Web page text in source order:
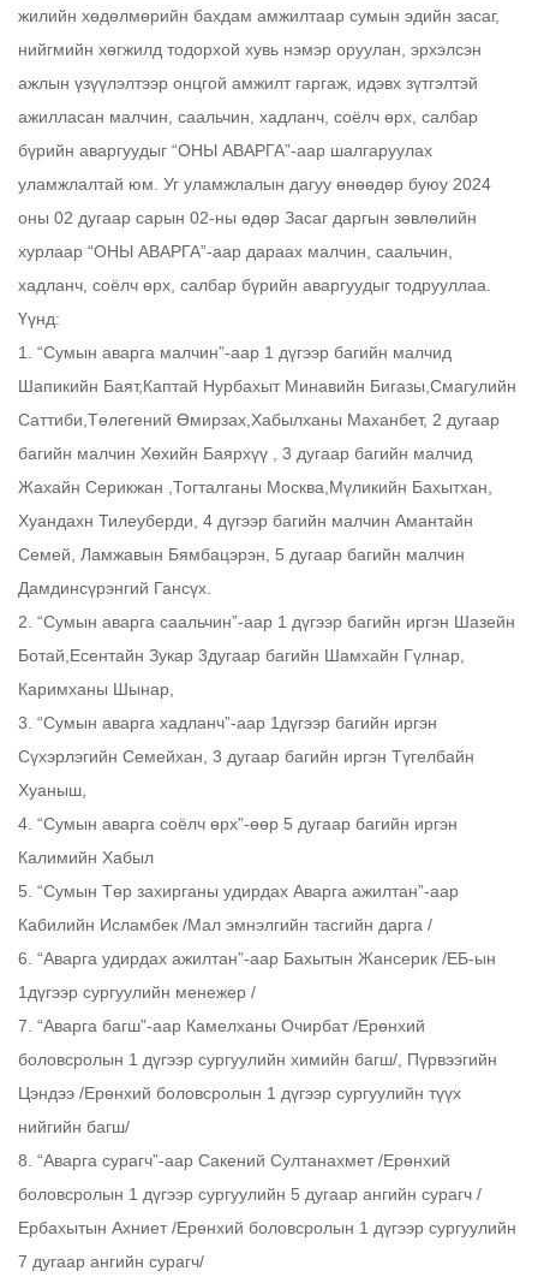
жилийн хөдөлмөрийн бахдам амжилтаар сумын эдийн засаг,
нийгмийн хөгжилд тодорхой хувь нэмэр оруулан, эрхэлсэн
ажлын үзүүлэлтээр онцгой амжилт гаргаж, идэвх зүтгэлтэй
ажилласан малчин, саальчин, хадланч, соёлч өрх, салбар
бүрийн аваргуудыг “ОНЫ АВАРГА”-аар шалгаруулах
уламжлалтай юм. Уг уламжлалын дагуу өнөөдөр буюу 2024
оны 02 дугаар сарын 02-ны өдөр Засаг даргын зөвлөлийн
хурлаар “ОНЫ АВАРГА”-аар дараах малчин, саальчин,
хадланч, соёлч өрх, салбар бүрийн аваргуудыг тодрууллаа.
Үүнд:
1. “Сумын аварга малчин”-аар 1 дүгээр багийн малчид
Шапикийн Баят,Каптай Нурбахыт Минавийн Бигазы,Смагулийн
Саттиби,Төлегений Өмирзах,Хабылханы Маханбет, 2 дугаар
багийн малчин Хөхийн Баярхүү , 3 дугаар багийн малчид
Жахайн Серикжан ,Тогталганы Москва,Мүликийн Бахытхан,
Хуандахн Тилеуберди, 4 дүгээр багийн малчин Амантайн
Семей, Ламжавын Бямбацэрэн, 5 дугаар багийн малчин
Дамдинсүрэнгий Гансүх.
2. “Сумын аварга саальчин”-аар 1 дүгээр багийн иргэн Шазейн
Ботай,Есентайн Зукар 3дугаар багийн Шамхайн Гүлнар,
Каримханы Шынар,
3. “Сумын аварга хадланч”-аар 1дүгээр багийн иргэн
Сүхэрлэгийн Семейхан, 3 дугаар багийн иргэн Түгелбайн
Хуаныш,
4. “Сумын аварга соёлч өрх”-өөр 5 дугаар багийн иргэн
Калимийн Хабыл
5. “Сумын Төр захирганы удирдах Аварга ажилтан”-аар
Кабилийн Исламбек /Мал эмнэлгийн тасгийн дарга /
6. “Аварга удирдах ажилтан”-аар Бахытын Жансерик /ЕБ-ын
1дүгээр сургуулийн менежер /
7. “Аварга багш”-аар Камелханы Очирбат /Ерөнхий
боловсролын 1 дүгээр сургуулийн химийн багш/, Пүрвээгийн
Цэндээ /Ерөнхий боловсролын 1 дүгээр сургуулийн түүх
нийгийн багш/
8. “Аварга сурагч”-аар Сакений Султанахмет /Ерөнхий
боловсролын 1 дүгээр сургуулийн 5 дугаар ангийн сурагч /
Ербахытын Ахниет /Ерөнхий боловсролын 1 дүгээр сургуулийн
7 дугаар ангийн сурагч/